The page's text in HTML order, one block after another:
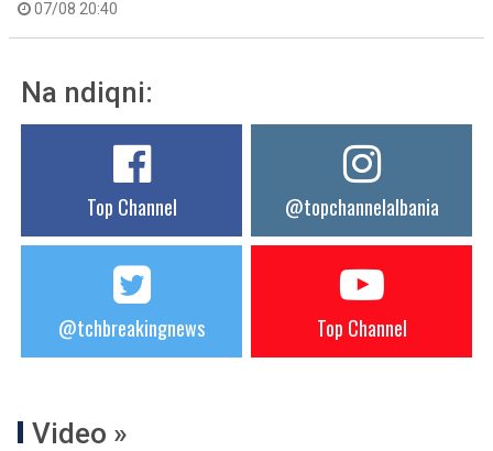
07/08 20:40
Na ndiqni:
Top Channel @topchannelalbania
@tchbreakingnews Top Channel
Video »